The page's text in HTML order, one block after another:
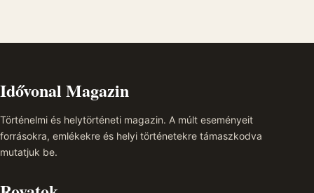
Idővonal Magazin
Történelmi és helytörténeti magazin. A múlt eseményeit
forrásokra, emlékekre és helyi történetekre támaszkodva
mutatjuk be.